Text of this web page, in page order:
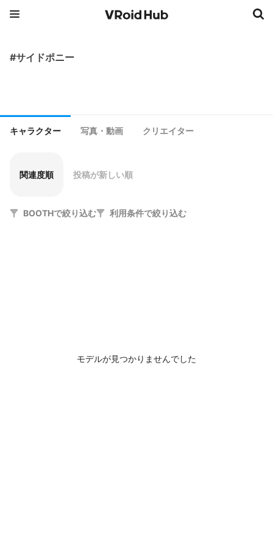
#サイドポニー
キャラクター 写真・動画 クリエイター
関連度順 投稿が新しい順
BOOTHで絞り込む 利用条件で絞り込む
モデルが見つかりませんでした